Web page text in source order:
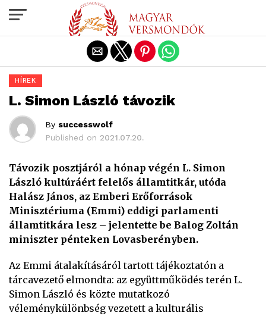
HÍREK
L. Simon László távozik
By successwolf
Published on 2021.07.20.
Távozik posztjáról a hónap végén L. Simon
László kultúráért felelős államtitkár, utóda
Halász János, az Emberi Erőforrások
Minisztériuma (Emmi) eddigi parlamenti
államtitkára lesz – jelentette be Balog Zoltán
miniszter pénteken Lovasberényben.
Az Emmi átalakításáról tartott tájékoztatón a
tárcavezető elmondta: az együttműködés terén L.
Simon László és közte mutatkozó
véleménykülönbség vezetett a kulturális
Exit mobile version